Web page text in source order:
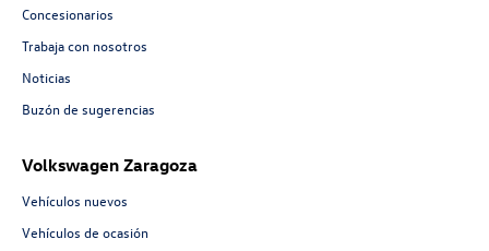
Concesionarios
Trabaja con nosotros
Noticias
Buzón de sugerencias
Volkswagen Zaragoza
Vehículos nuevos
Vehículos de ocasión